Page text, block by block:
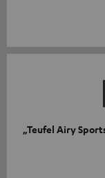
„Teufel Airy